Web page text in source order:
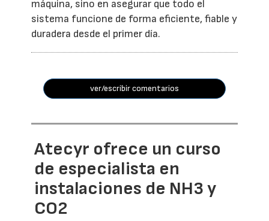
máquina, sino en asegurar que todo el
sistema funcione de forma eficiente, fiable y
duradera desde el primer día.
ver/escribir comentarios
Atecyr ofrece un curso
de especialista en
instalaciones de NH3 y
CO2